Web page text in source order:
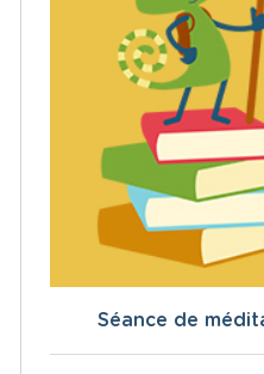
Séance de